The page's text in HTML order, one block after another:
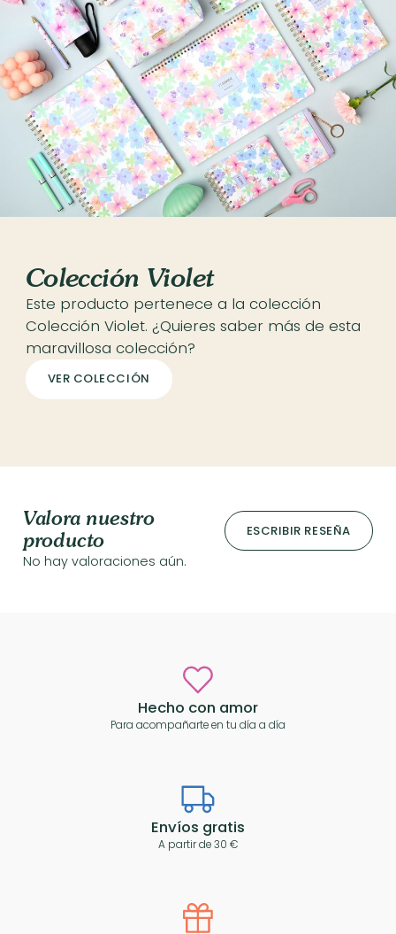
Colección Violet
Este producto pertenece a la colección
Colección Violet. ¿Quieres saber más de esta
maravillosa colección?
VER COLECCIÓN
Valora nuestro
producto
ESCRIBIR RESEÑA
No hay valoraciones aún.
Hecho con amor
Para acompañarte en tu día a día
Envíos gratis
A partir de 30 €